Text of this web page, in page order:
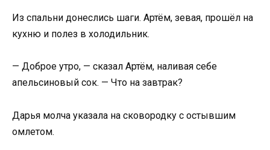
Из спальни донеслись шаги. Артём, зевая, прошёл на
кухню и полез в холодильник.
— Доброе утро, — сказал Артём, наливая себе
апельсиновый сок. — Что на завтрак?
Дарья молча указала на сковородку с остывшим
омлетом.